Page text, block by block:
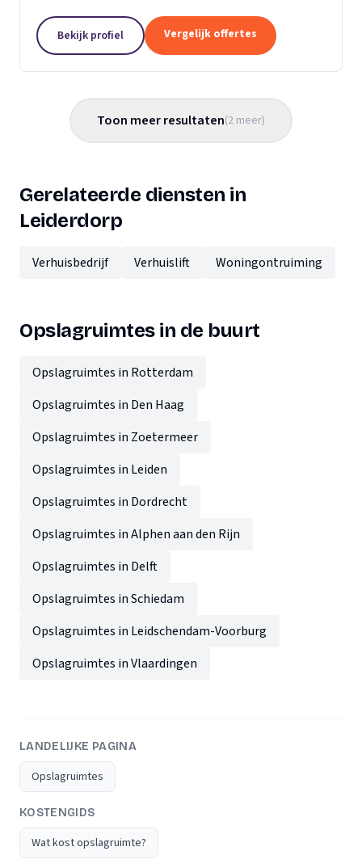
Bekijk profiel Vergelijk offertes
Toon meer resultaten(2 meer)
Gerelateerde diensten in
Leiderdorp
Verhuisbedrijf Verhuislift Woningontruiming
Opslagruimtes in de buurt
Opslagruimtes in Rotterdam
Opslagruimtes in Den Haag
Opslagruimtes in Zoetermeer
Opslagruimtes in Leiden
Opslagruimtes in Dordrecht
Opslagruimtes in Alphen aan den Rijn
Opslagruimtes in Delft
Opslagruimtes in Schiedam
Opslagruimtes in Leidschendam-Voorburg
Opslagruimtes in Vlaardingen
LANDELIJKE PAGINA
Opslagruimtes
KOSTENGIDS
Wat kost opslagruimte?